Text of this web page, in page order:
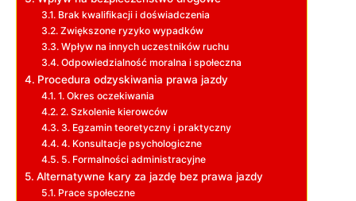
Brak kwalifikacji i doświadczenia
Zwiększone ryzyko wypadków
Wpływ na innych uczestników ruchu
Odpowiedzialność moralna i społeczna
Procedura odzyskiwania prawa jazdy
1. Okres oczekiwania
2. Szkolenie kierowców
3. Egzamin teoretyczny i praktyczny
4. Konsultacje psychologiczne
5. Formalności administracyjne
Alternatywne kary za jazdę bez prawa jazdy
Prace społeczne